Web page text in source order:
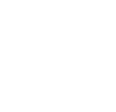
aos favoritos